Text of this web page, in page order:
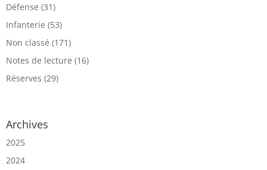
Défense (31)
Infanterie (53)
Non classé (171)
Notes de lecture (16)
Réserves (29)
Archives
2025
2024